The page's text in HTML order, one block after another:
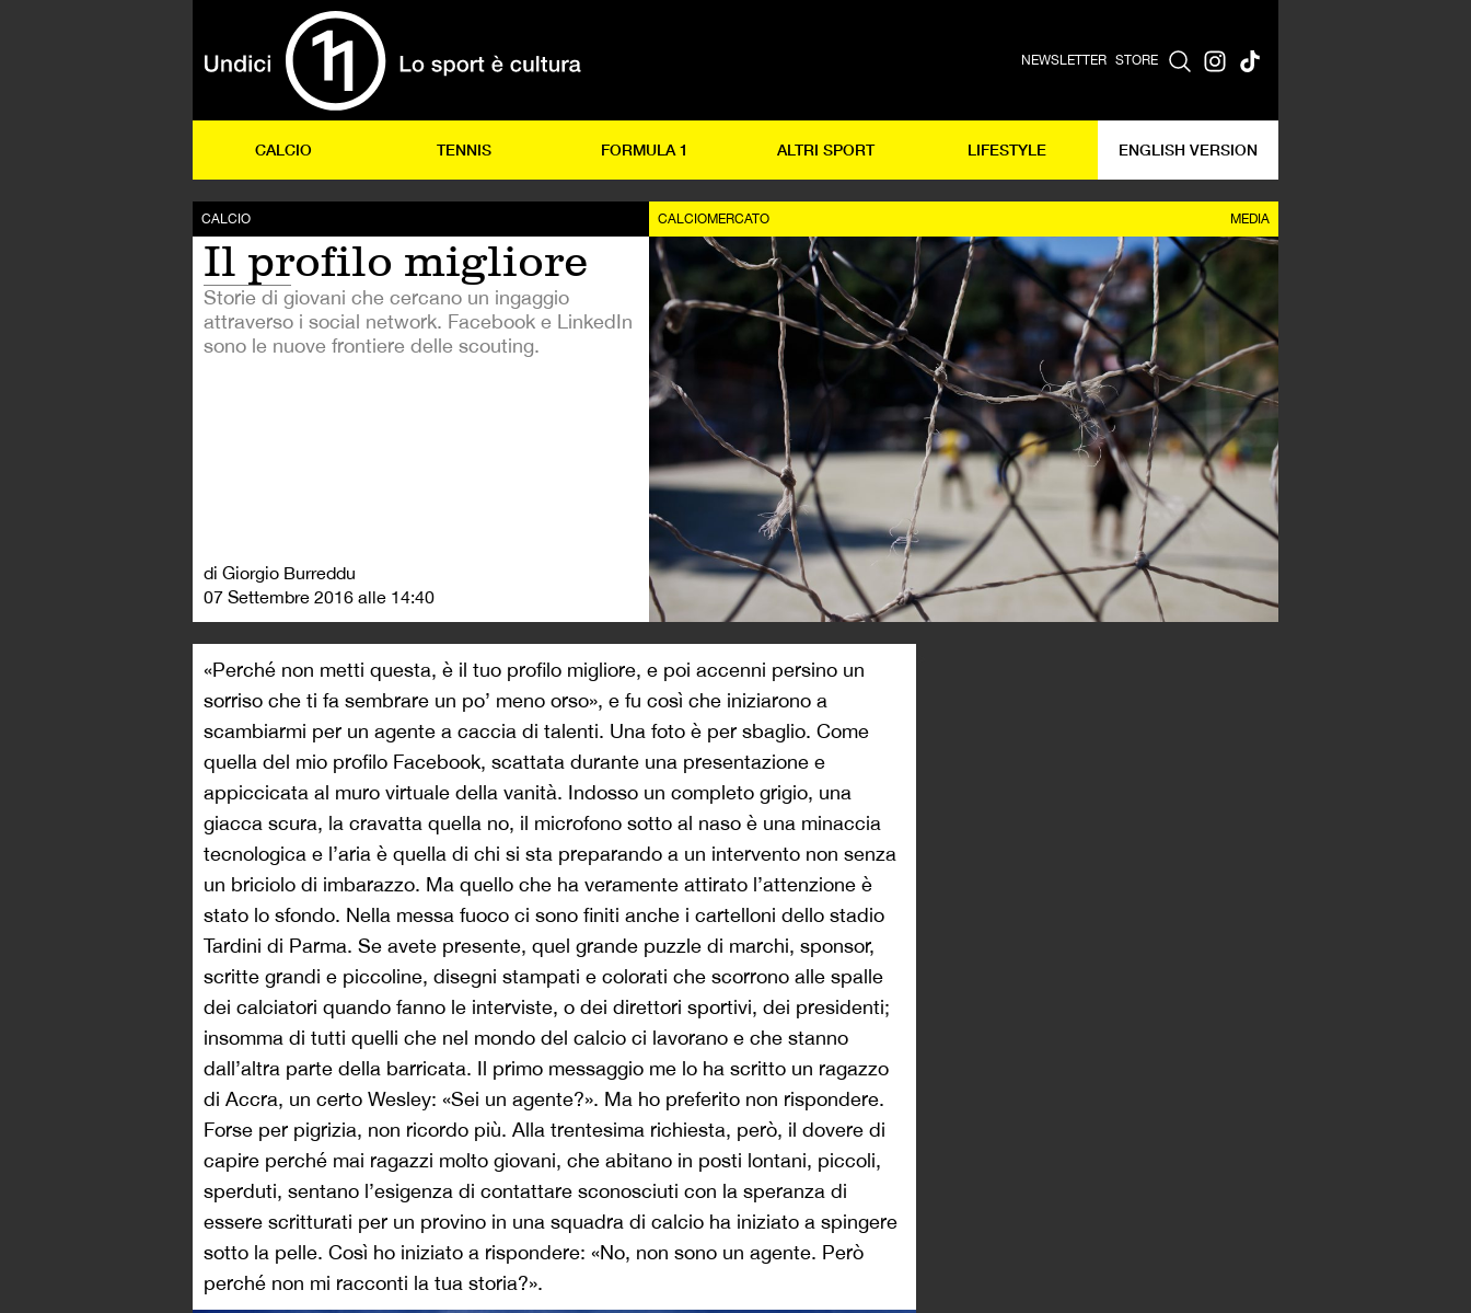
NEWSLETTER STORE
CALCIO TENNIS FORMULA 1 ALTRI SPORT LIFESTYLE ENGLISH VERSION
CALCIO
Il profilo migliore
Storie di giovani che cercano un ingaggio
attraverso i social network. Facebook e LinkedIn
sono le nuove frontiere delle scouting.
di Giorgio Burreddu
07 Settembre 2016 alle 14:40
CALCIOMERCATO MEDIA
«Perché non metti questa, è il tuo profilo migliore, e poi accenni persino un
sorriso che ti fa sembrare un po’ meno orso», e fu così che iniziarono a
scambiarmi per un agente a caccia di talenti. Una foto è per sbaglio. Come
quella del mio profilo Facebook, scattata durante una presentazione e
appiccicata al muro virtuale della vanità. Indosso un completo grigio, una
giacca scura, la cravatta quella no, il microfono sotto al naso è una minaccia
tecnologica e l’aria è quella di chi si sta preparando a un intervento non senza
un briciolo di imbarazzo. Ma quello che ha veramente attirato l’attenzione è
stato lo sfondo. Nella messa fuoco ci sono finiti anche i cartelloni dello stadio
Tardini di Parma. Se avete presente, quel grande puzzle di marchi, sponsor,
scritte grandi e piccoline, disegni stampati e colorati che scorrono alle spalle
dei calciatori quando fanno le interviste, o dei direttori sportivi, dei presidenti;
insomma di tutti quelli che nel mondo del calcio ci lavorano e che stanno
dall’altra parte della barricata. Il primo messaggio me lo ha scritto un ragazzo
di Accra, un certo Wesley: «Sei un agente?». Ma ho preferito non rispondere.
Forse per pigrizia, non ricordo più. Alla trentesima richiesta, però, il dovere di
capire perché mai ragazzi molto giovani, che abitano in posti lontani, piccoli,
sperduti, sentano l’esigenza di contattare sconosciuti con la speranza di
essere scritturati per un provino in una squadra di calcio ha iniziato a spingere
sotto la pelle. Così ho iniziato a rispondere: «No, non sono un agente. Però
perché non mi racconti la tua storia?».